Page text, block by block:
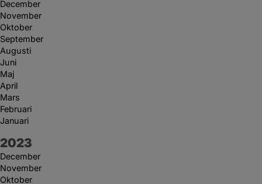
December
November
Oktober
September
Augusti
Juni
Maj
April
Mars
Februari
Januari
År:
2023
December
November
Oktober